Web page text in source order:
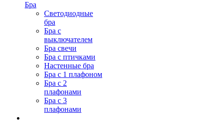
Бра
Светодиодные
бра
Бра с
выключателем
Бра свечи
Бра с птичками
Настенные бра
Бра с 1 плафоном
Бра с 2
плафонами
Бра с 3
плафонами